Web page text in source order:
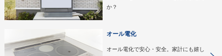
か？
オール電化
オール電化で安心・安全。家計にも嬉し